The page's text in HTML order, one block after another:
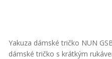
Yakuza dámské tričko NUN
dámské tričko s krátkým